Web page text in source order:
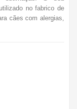
no fabrico de
cães com alergias,